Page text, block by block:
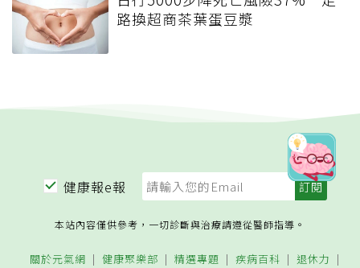
路換超商茶葉蛋豆漿
健康報e報
本站內容僅供參考，一切診斷與治療請遵從醫師指導。
關於元氣網 健康聚樂部 精選專題 疾病百科 退休力